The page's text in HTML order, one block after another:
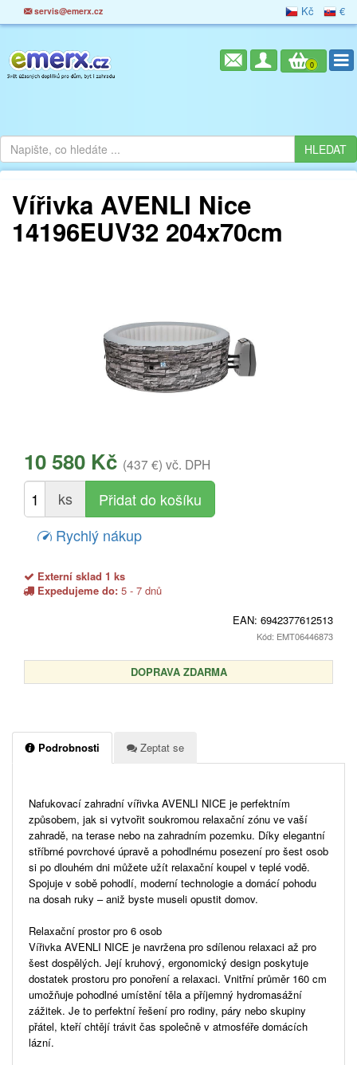
servis@emerx.cz Kč €
0
Vířivka AVENLI Nice
14196EUV32 204x70cm
10 580 Kč (437 €) vč. DPH
ks
Rychlý nákup
Externí sklad 1 ks
Expedujeme do: 5 - 7 dnů
EAN: 6942377612513
Kód: EMT06446873
DOPRAVA ZDARMA
Podrobnosti Zeptat se
Nafukovací zahradní vířivka AVENLI NICE je perfektním
způsobem, jak si vytvořit soukromou relaxační zónu ve vaší
zahradě, na terase nebo na zahradním pozemku. Díky elegantní
stříbrné povrchové úpravě a pohodlnému posezení pro šest osob
si po dlouhém dni můžete užít relaxační koupel v teplé vodě.
Spojuje v sobě pohodlí, moderní technologie a domácí pohodu
na dosah ruky – aniž byste museli opustit domov.
Relaxační prostor pro 6 osob
Vířivka AVENLI NICE je navržena pro sdílenou relaxaci až pro
šest dospělých. Její kruhový, ergonomický design poskytuje
dostatek prostoru pro ponoření a relaxaci. Vnitřní průměr 160 cm
umožňuje pohodlné umístění těla a příjemný hydromasážní
zážitek. Je to perfektní řešení pro rodiny, páry nebo skupiny
přátel, kteří chtějí trávit čas společně v atmosféře domácích
lázní.